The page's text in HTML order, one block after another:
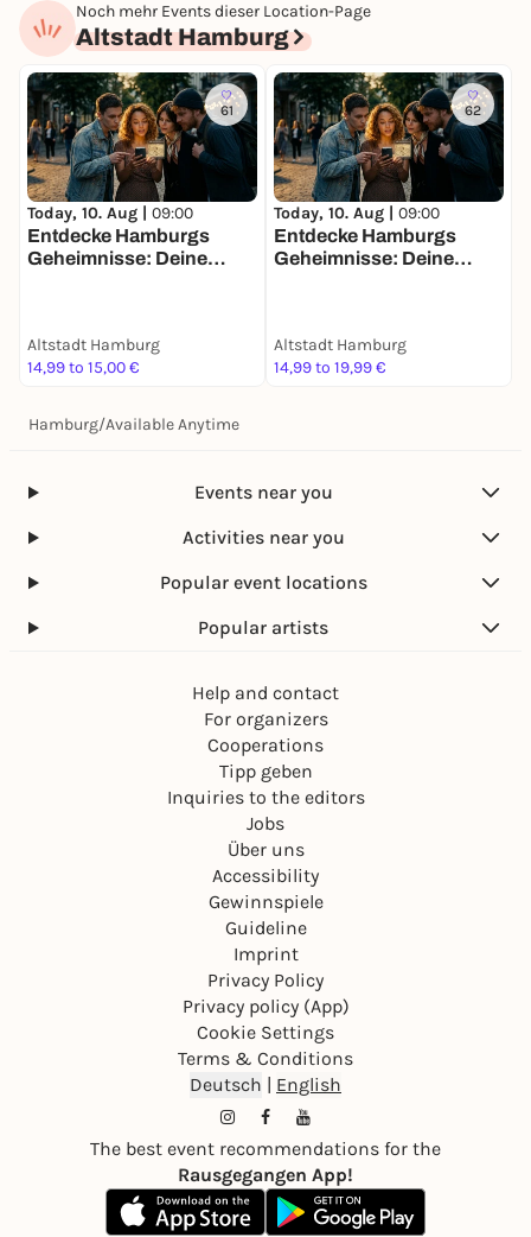
Noch mehr Events dieser Location-Page
Altstadt Hamburg
61
Today, 10. Aug | 09:00
Entdecke Hamburgs
Geheimnisse: Deine
Altstadt Hamburg
14,99 to 15,00 €
62
Today, 10. Aug | 09:00
Entdecke Hamburgs
Geheimnisse: Deine
Altstadt Hamburg
14,99 to 19,99 €
Hamburg/Available Anytime
Events near you
Activities near you
Popular event locations
Popular artists
Help and contact
For organizers
Cooperations
Tipp geben
Inquiries to the editors
Jobs
Über uns
Accessibility
Gewinnspiele
Guideline
Imprint
Privacy Policy
Privacy policy (App)
Cookie Settings
Terms & Conditions
Deutsch | English
The best event recommendations for the
Rausgegangen App!